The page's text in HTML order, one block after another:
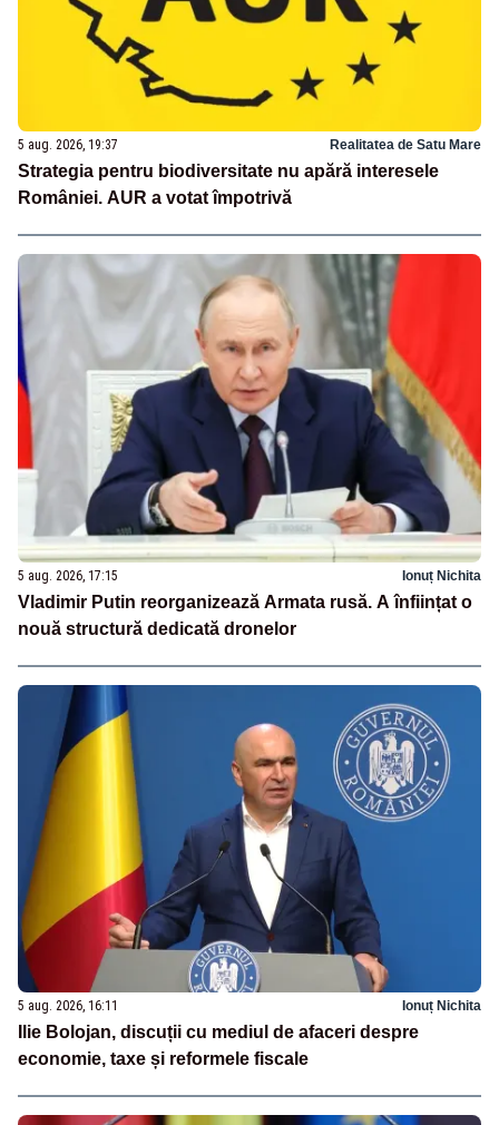
5 aug. 2026, 19:37 Realitatea de Satu Mare
Strategia pentru biodiversitate nu apără interesele
României. AUR a votat împotrivă
5 aug. 2026, 17:15 Ionuț Nichita
Vladimir Putin reorganizează Armata rusă. A înființat o
nouă structură dedicată dronelor
5 aug. 2026, 16:11 Ionuț Nichita
Ilie Bolojan, discuții cu mediul de afaceri despre
economie, taxe și reformele fiscale